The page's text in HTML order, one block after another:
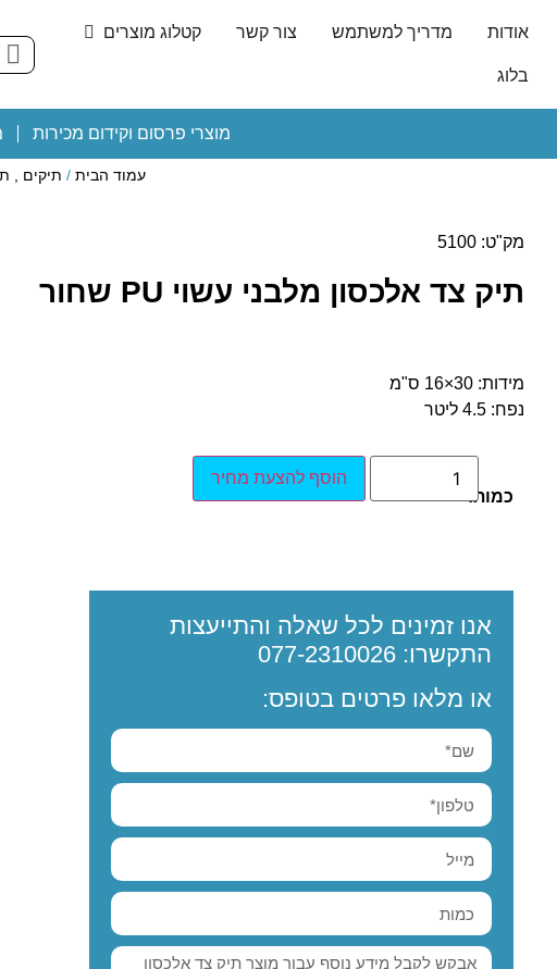
אודות מדריך למשתמש צור קשר קטלוג מוצרים
בלוג
מוצרי פרסום וקידום מכירות
עמוד הבית / תיקים ,
מק"ט: 5100
תיק צד אלכסון מלבני עשוי PU שחור
מידות: 30×16 ס"מ
נפח: 4.5 ליטר
כמות:
הוסף להצעת מחיר
אנו זמינים לכל שאלה והתייעצות
התקשרו: 077-2310026
או מלאו פרטים בטופס: